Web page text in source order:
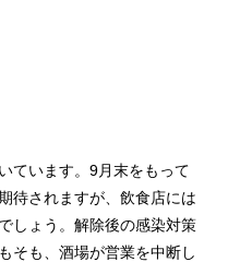
ています。9月末をもって
待されますが、飲食店には
しょう。解除後の感染対策
そも、酒場が営業を中断し